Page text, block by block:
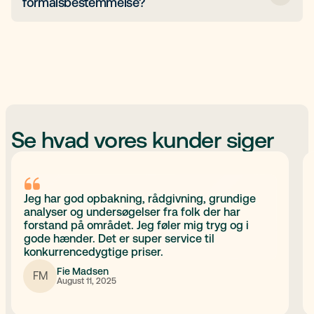
vedtægter.
væsentligt i forhold til det, der står i vedtægterne.
Se hvad vores kunder siger
Jeg har god opbakning, rådgivning, grundige
analyser og undersøgelser fra folk der har
forstand på området. Jeg føler mig tryg og i
gode hænder. Det er super service til
konkurrencedygtige priser.
FM
Fie Madsen
August 11, 2025